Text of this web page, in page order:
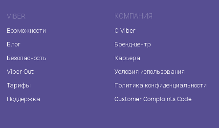
VIBER
Возможности
Блог
Безопасность
Viber Out
Тарифы
Поддержка
КОМПАНИЯ
О Viber
Бренд-центр
Карьера
Условия использования
Политика конфиденциальности
Customer Complaints Code